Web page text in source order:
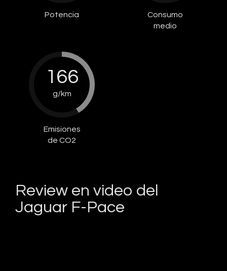
Potencia
Consumo
medio
166
g/km
Emisiones
de CO2
Review en video del
Jaguar F-Pace